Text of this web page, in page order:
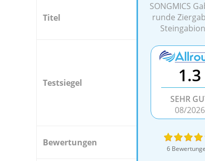
Titel
SONGMICS
runde
Testsiegel 1.3
SEHR
08/2026
Bewertungen
6